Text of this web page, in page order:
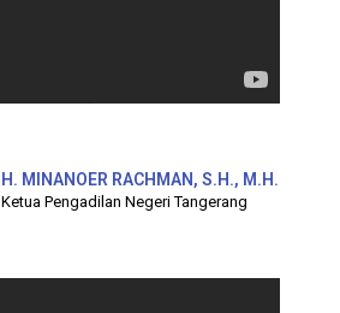
H. MINANOER RACHMAN, S.H., M.H.
Ketua Pengadilan Negeri Tangerang